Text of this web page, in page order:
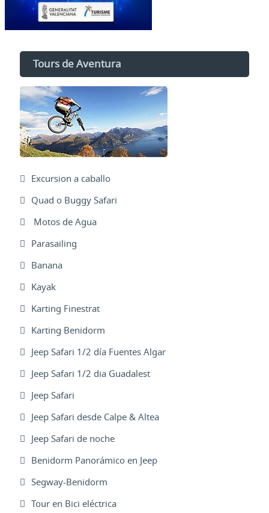
Tours de Aventura
Excursion a caballo
Quad o Buggy Safari
Motos de Agua
Parasailing
Banana
Kayak
Karting Finestrat
Karting Benidorm
Jeep Safari 1/2 día Fuentes Algar
Jeep Safari 1/2 dia Guadalest
Jeep Safari
Jeep Safari desde Calpe & Altea
Jeep Safari de noche
Benidorm Panorámico en Jeep
Segway-Benidorm
Tour en Bici eléctrica